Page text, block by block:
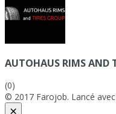
AUTOHAUS RIMS AND
(0)
© 2017 Farojob. Lancé avec